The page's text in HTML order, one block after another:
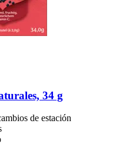
34 g
de estación